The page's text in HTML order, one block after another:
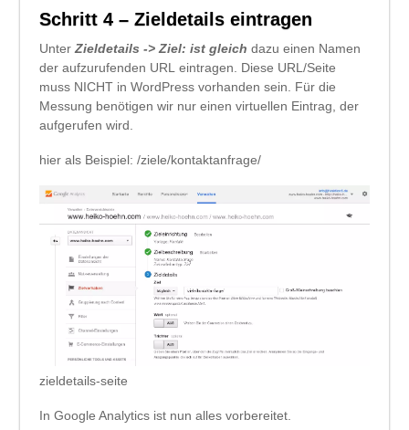
Schritt 4 – Zieldetails eintragen
Unter Zieldetails -> Ziel: ist gleich dazu einen Namen
der aufzurufenden URL eintragen. Diese URL/Seite
muss NICHT in WordPress vorhanden sein. Für die
Messung benötigen wir nur einen virtuellen Eintrag, der
aufgerufen wird.
hier als Beispiel: /ziele/kontaktanfrage/
zieldetails-seite
In Google Analytics ist nun alles vorbereitet.